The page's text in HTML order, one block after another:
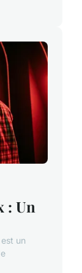
: Un
un